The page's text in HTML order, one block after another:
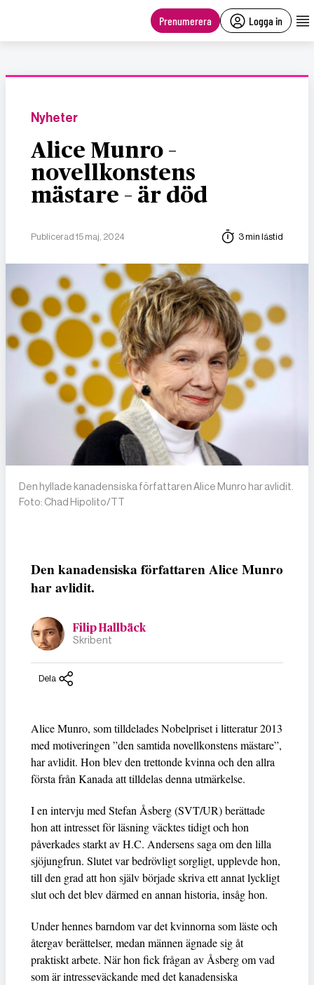
Prenumerera Logga in
Nyheter
Alice Munro –
novellkonstens
mästare – är död
Publicerad 15 maj, 2024 3 min lästid
Den hyllade kanadensiska författaren Alice Munro har avlidit.
Foto: Chad Hipolito/TT
Den kanadensiska författaren Alice Munro
har avlidit.
Filip Hallbäck
Skribent
Dela
Alice Munro, som tilldelades Nobelpriset i litteratur 2013
med motiveringen ”den samtida novellkonstens mästare”,
har avlidit. Hon blev den trettonde kvinna och den allra
första från Kanada att tilldelas denna utmärkelse.
I en intervju med Stefan Åsberg (SVT/UR) berättade
hon att intresset för läsning väcktes tidigt och hon
påverkades starkt av H.C. Andersens saga om den lilla
sjöjungfrun. Slutet var bedrövligt sorgligt, upplevde hon,
till den grad att hon själv började skriva ett annat lyckligt
slut och det blev därmed en annan historia, insåg hon.
Under hennes barndom var det kvinnorna som läste och
återgav berättelser, medan männen ägnade sig åt
praktiskt arbete. När hon fick frågan av Åsberg om vad
som är intresseväckande med det kanadensiska